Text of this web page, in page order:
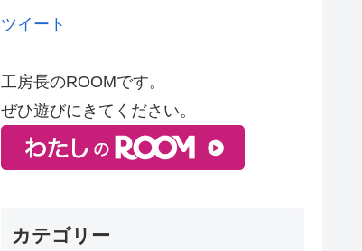
ツイート
工房長のROOMです。
ぜひ遊びにきてください。
カテゴリー